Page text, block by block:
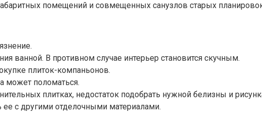
помещений и совмещенных санузлов старых
ванной. В противном случае интерьер становится скучным.
плиток-компаньонов.
может поломаться.
плитках, недостаток подобрать нужной белизны и
ее с другими отделочными материалами.